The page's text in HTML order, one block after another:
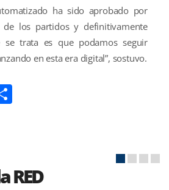
ha sido aprobado por
de los partidos y definitivamente
trata es que podamos seguir
en esta era digital”, sostuvo.
RED